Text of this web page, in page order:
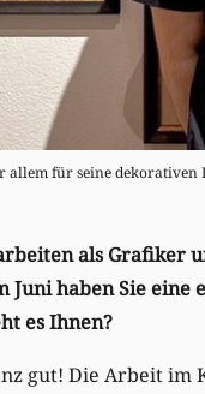
allem für seine
als Grafiker
Juni haben Sie
es Ihnen?
gut! Die Arbeit im